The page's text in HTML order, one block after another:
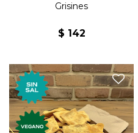
Grisines
$ 142
Galletas premium al agua
sin sal.